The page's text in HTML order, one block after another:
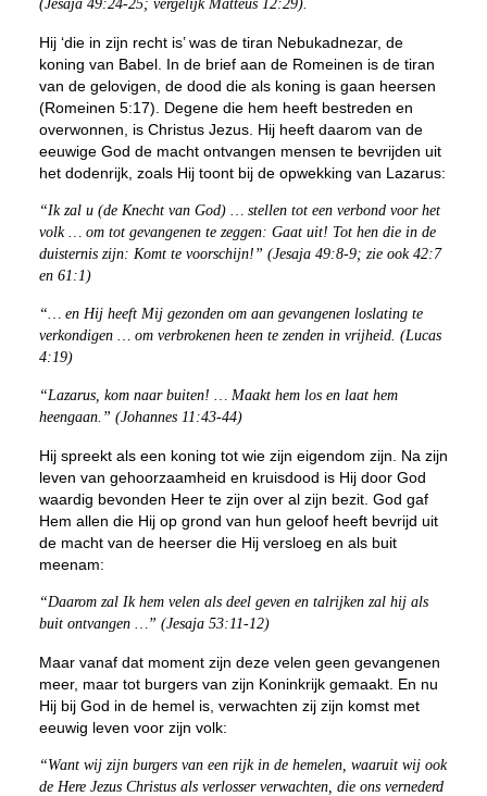
(Jesaja 49:24-25; vergelijk Matteüs 12:29).
Hij ‘die in zijn recht is’ was de tiran Nebukadnezar, de
koning van Babel. In de brief aan de Romeinen is de tiran
van de gelovigen, de dood die als koning is gaan heersen
(Romeinen 5:17). Degene die hem heeft bestreden en
overwonnen, is Christus Jezus. Hij heeft daarom van de
eeuwige God de macht ontvangen mensen te bevrijden uit
het dodenrijk, zoals Hij toont bij de opwekking van Lazarus:
“Ik zal u (de Knecht van God) … stellen tot een verbond voor het
volk … om tot gevangenen te zeggen: Gaat uit! Tot hen die in de
duisternis zijn: Komt te voorschijn!” (Jesaja 49:8-9; zie ook 42:7
en 61:1)
“… en Hij heeft Mij gezonden om aan gevangenen loslating te
verkondigen … om verbrokenen heen te zenden in vrijheid. (Lucas
4:19)
“Lazarus, kom naar buiten! … Maakt hem los en laat hem
heengaan.” (Johannes 11:43-44)
Hij spreekt als een koning tot wie zijn eigendom zijn. Na zijn
leven van gehoorzaamheid en kruisdood is Hij door God
waardig bevonden Heer te zijn over al zijn bezit. God gaf
Hem allen die Hij op grond van hun geloof heeft bevrijd uit
de macht van de heerser die Hij versloeg en als buit
meenam:
“Daarom zal Ik hem velen als deel geven en talrijken zal hij als
buit ontvangen …” (Jesaja 53:11-12)
Maar vanaf dat moment zijn deze velen geen gevangenen
meer, maar tot burgers van zijn Koninkrijk gemaakt. En nu
Hij bij God in de hemel is, verwachten zij zijn komst met
eeuwig leven voor zijn volk:
“Want wij zijn burgers van een rijk in de hemelen, waaruit wij ook
de Here Jezus Christus als verlosser verwachten, die ons vernederd